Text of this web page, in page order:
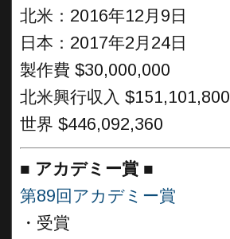
北米：2016年12月9日
日本：2017年2月24日
製作費 $30,000,000
北米興行収入 $151,101,800
世界 $446,092,360
■ アカデミー賞 ■
第89回アカデミー賞
・受賞